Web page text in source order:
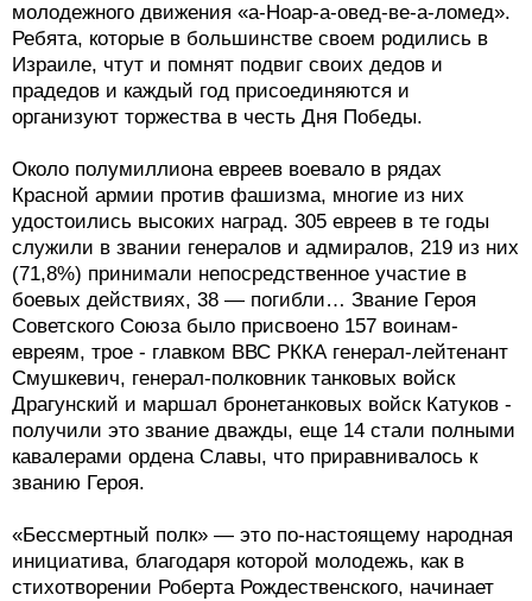
молодежного движения «а-Ноар-а-овед-ве-а-ломед».
Ребята, которые в большинстве своем родились в
Израиле, чтут и помнят подвиг своих дедов и
прадедов и каждый год присоединяются и
организуют торжества в честь Дня Победы.
Около полумиллиона евреев воевало в рядах
Красной армии против фашизма, многие из них
удостоились высоких наград. 305 евреев в те годы
служили в звании генералов и адмиралов, 219 из них
(71,8%) принимали непосредственное участие в
боевых действиях, 38 — погибли… Звание Героя
Советского Союза было присвоено 157 воинам-
евреям, трое - главком ВВС РККА генерал-лейтенант
Смушкевич, генерал-полковник танковых войск
Драгунский и маршал бронетанковых войск Катуков -
получили это звание дважды, еще 14 стали полными
кавалерами ордена Славы, что приравнивалось к
званию Героя.
«Бессмертный полк» — это по-настоящему народная
инициатива, благодаря которой молодежь, как в
стихотворении Роберта Рождественского, начинает